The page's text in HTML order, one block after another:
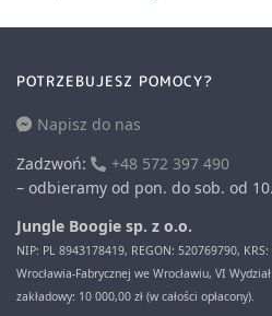
POTRZEBUJESZ POMOCY?
Napisz do nas
Zadzwoń:
+48 572 397 490
– odbieramy od pon. do sob. od
Jungle Boogie sp. z o.o.
NIP: PL 8943178419, REGON: 520769790,
Wrocławia-Fabrycznej we Wrocławiu, VI
zakładowy: 10 000,00 zł (w całości opłacony).